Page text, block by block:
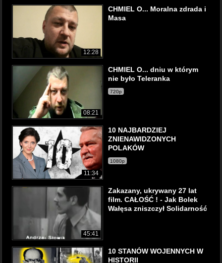
12:28
CHMIEL O... Moralna zdrada i
Masa
08:21
CHMIEL O... dniu w którym
nie było Teleranka
720p
11:34
10 NAJBARDZIEJ
ZNIENAWIDZONYCH
POLAKÓW
1080p
45:41
Zakazany, ukrywany 27 lat
film. CAŁOŚĆ ! - Jak Bolek
Wałęsa zniszczył Solidarność
10 STANÓW WOJENNYCH W
HISTORII